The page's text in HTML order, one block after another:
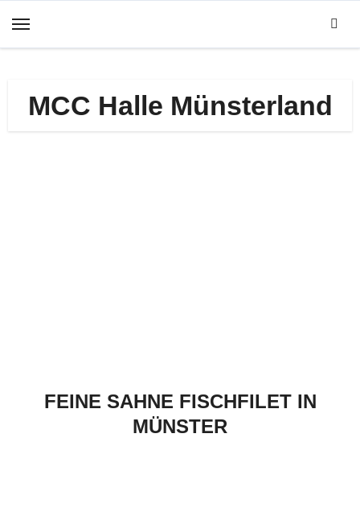
Inhalt
MCC Halle Münsterland
FEINE SAHNE FISCHFILET IN
MÜNSTER